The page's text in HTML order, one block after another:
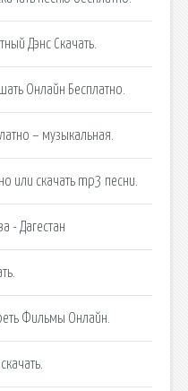
Дэнс Скачать.
Онлайн Бесплатно.
– музыкальная.
или скачать mp3 песни.
- Дагестан
Фильмы Онлайн.